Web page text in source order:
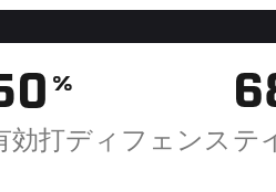
%
効打ディフェンス テ